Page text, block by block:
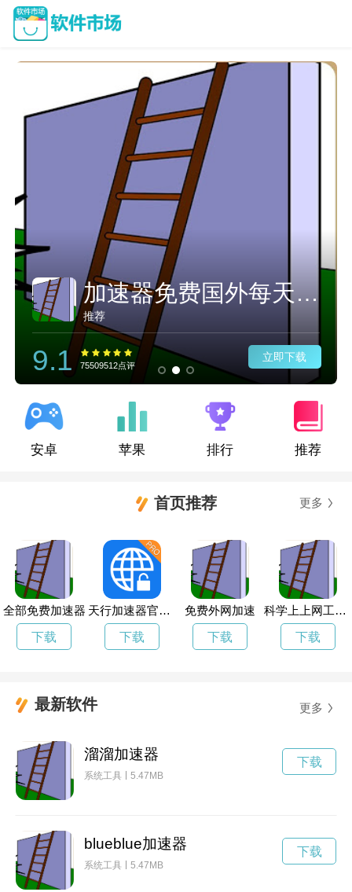
加速器免费国外每天免费两小时
推荐
9.1 75509512点评
立即下载
安卓 苹果 排行 推荐
首页推荐 更多
全部免费加速器
下载
天行加速器官方下载
下载
免费外网加速
下载
科学上上网工具免费
下载
最新软件 更多
溜溜加速器
系统工具 5.47MB
下载
blueblue加速器
系统工具 5.47MB
下载